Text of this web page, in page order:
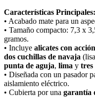
Características Principales:
• Acabado mate para un
• Tamaño compacto: 7,3 x
gramos.
• Incluye alicates con
dos cuchillas de navaja
punta de aguja, lima y tres
• Diseñada con un pasador
aislamiento eléctrico.
• Cubierta por una garantía